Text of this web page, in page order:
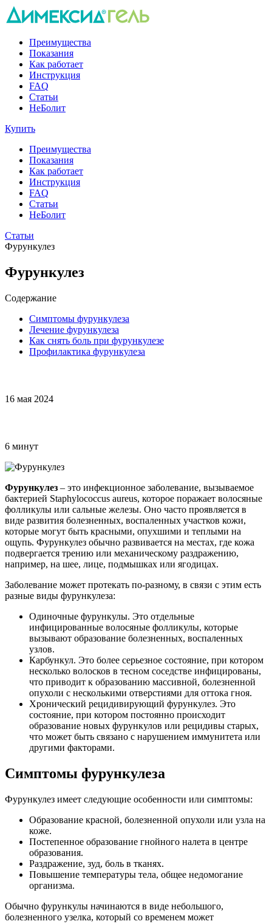
Преимущества
Показания
Как работает
Инструкция
FAQ
Статьи
НеБолит
Купить
Преимущества
Показания
Как работает
Инструкция
FAQ
Статьи
НеБолит
Статьи
Фурункулез
Фурункулез
Содержание
Симптомы фурункулеза
Лечение фурункулеза
Как снять боль при фурункулезе
Профилактика фурункулеза
16 мая 2024
6 минут
Фурункулез – это инфекционное заболевание, вызываемое
бактерией Staphylococcus aureus, которое поражает волосяные
фолликулы или сальные железы. Оно часто проявляется в
виде развития болезненных, воспаленных участков кожи,
которые могут быть красными, опухшими и теплыми на
ощупь. Фурункулез обычно развивается на местах, где кожа
подвергается трению или механическому раздражению,
например, на шее, лице, подмышках или ягодицах.
Заболевание может протекать по-разному, в связи с этим есть
разные виды фурункулеза:
Одиночные фурункулы. Это отдельные
инфицированные волосяные фолликулы, которые
вызывают образование болезненных, воспаленных
узлов.
Карбункул. Это более серьезное состояние, при котором
несколько волосков в тесном соседстве инфицированы,
что приводит к образованию массивной, болезненной
опухоли с несколькими отверстиями для оттока гноя.
Хронический рецидивирующий фурункулез. Это
состояние, при котором постоянно происходит
образование новых фурункулов или рецидивы старых,
что может быть связано с нарушением иммунитета или
другими факторами.
Симптомы фурункулеза
Фурункулез имеет следующие особенности или симптомы:
Образование красной, болезненной опухоли или узла на
коже.
Постепенное образование гнойного налета в центре
образования.
Раздражение, зуд, боль в тканях.
Повышение температуры тела, общее недомогание
организма.
Обычно фурункулы начинаются в виде небольшого,
болезненного узелка, который со временем может